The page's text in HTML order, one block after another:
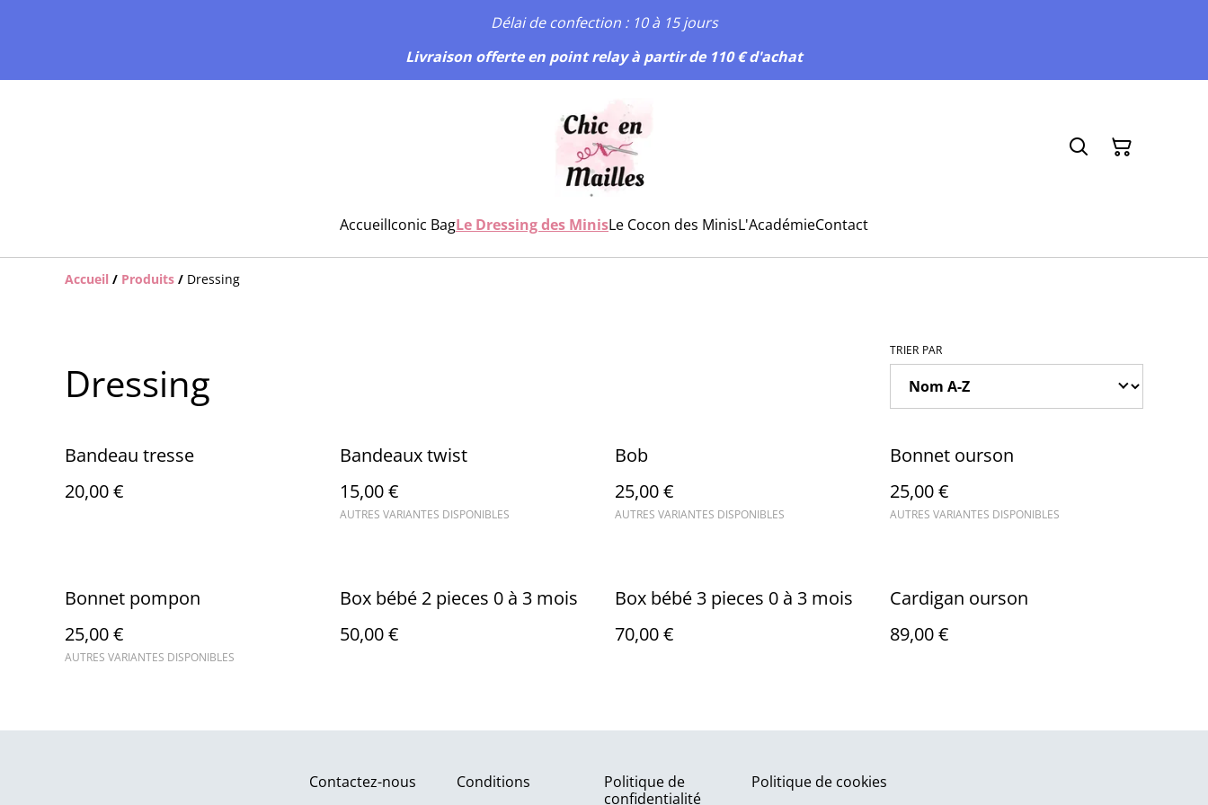
Délai de confection : 10 à 15 jours
Livraison offerte en point relay à partir de 110 € d'achat
AccueilIconic BagLe Dressing des MinisLe Cocon des MinisL'AcadémieContact
Accueil / Produits / Dressing
Dressing
TRIER PAR
Bandeau tresse
20,00 €
Bandeaux twist
15,00 €
AUTRES VARIANTES DISPONIBLES
Bob
25,00 €
AUTRES VARIANTES DISPONIBLES
Bonnet ourson
25,00 €
AUTRES VARIANTES DISPONIBLES
Bonnet pompon
25,00 €
AUTRES VARIANTES DISPONIBLES
Box bébé 2 pieces 0 à 3 mois
50,00 €
Box bébé 3 pieces 0 à 3 mois
70,00 €
Cardigan ourson
89,00 €
Contactez-nous Conditions
Politique de
confidentialité
Politique de cookies